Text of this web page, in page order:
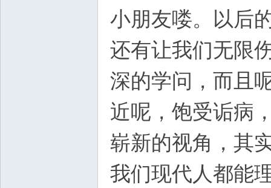
小朋友喽。以后
还有让我们无限
深的学问，而且
近呢，饱受诟病
崭新的视角，其
我们现代人都能